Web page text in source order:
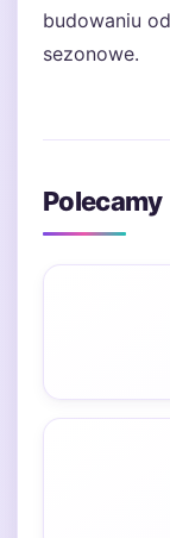
budowaniu
sezonowe.
Polecamy